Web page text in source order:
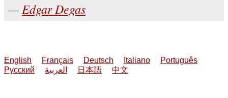
Edgar Degas
English Français Deutsch Italiano
Português
Русский
العربية 日本語 中文